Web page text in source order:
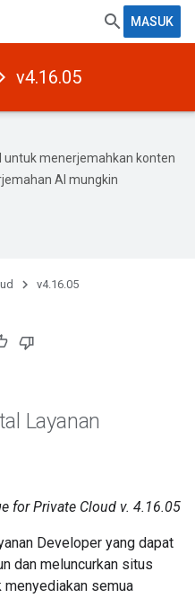
MASUK
v4.16.05
untuk menerjemahkan konten
AI mungkin
v4.16.05
Layanan
for Private Cloud v. 4.16.05
Developer yang dapat
dan meluncurkan situs
semua